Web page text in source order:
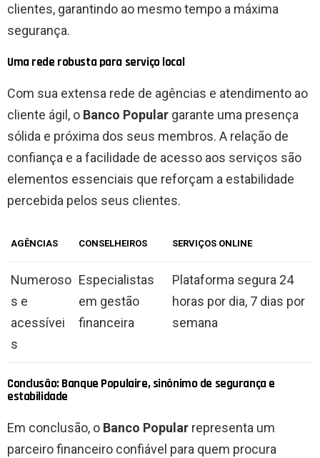
clientes, garantindo ao mesmo tempo a máxima
segurança.
Uma rede robusta para serviço local
Com sua extensa rede de agências e atendimento ao
cliente ágil, o Banco Popular garante uma presença
sólida e próxima dos seus membros. A relação de
confiança e a facilidade de acesso aos serviços são
elementos essenciais que reforçam a estabilidade
percebida pelos seus clientes.
AGÊNCIAS CONSELHEIROS SERVIÇOS ONLINE
Numeroso
s e
acessívei
s
Especialistas
em gestão
financeira
Plataforma segura 24
horas por dia, 7 dias por
semana
Conclusão: Banque Populaire, sinônimo de segurança e
estabilidade
Em conclusão, o Banco Popular representa um
parceiro financeiro confiável para quem procura